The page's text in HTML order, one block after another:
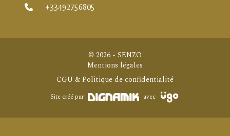
+33492756805
© 2026 - SENZO
Mentions légales
CGU & Politique de confidentialité
Site créé par avec